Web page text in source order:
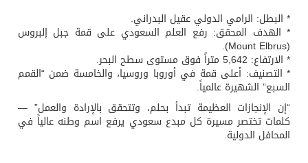
* البطل: الرامي الدولي عقيل البدراني.
* الهدف المحقق: رفع العلم السعودي على قمة جبل إلبروس
(Mount Elbrus).
* الارتفاع: 5,642 متراً فوق مستوى سطح البحر.
* التصنيف: أعلى قمة في أوروبا وروسيا، والخامسة ضمن “القمم
السبع” الشهيرة عالمياً.
“إن الإنجازات العظيمة تبدأ بحلم، وتتحقق بالإرادة والعمل” —
كلمات تختصر مسيرة كل مبدع سعودي يرفع اسم وطنه عالياً في
المحافل الدولية.